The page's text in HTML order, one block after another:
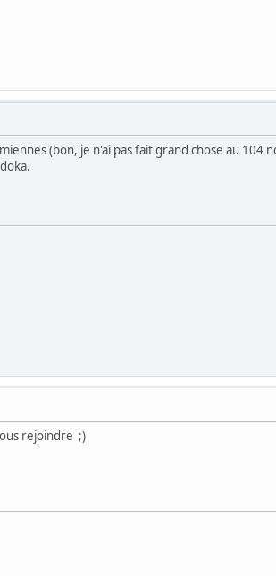
(bon, je n'ai pas fait grand chose au 104
rejoindre ;)